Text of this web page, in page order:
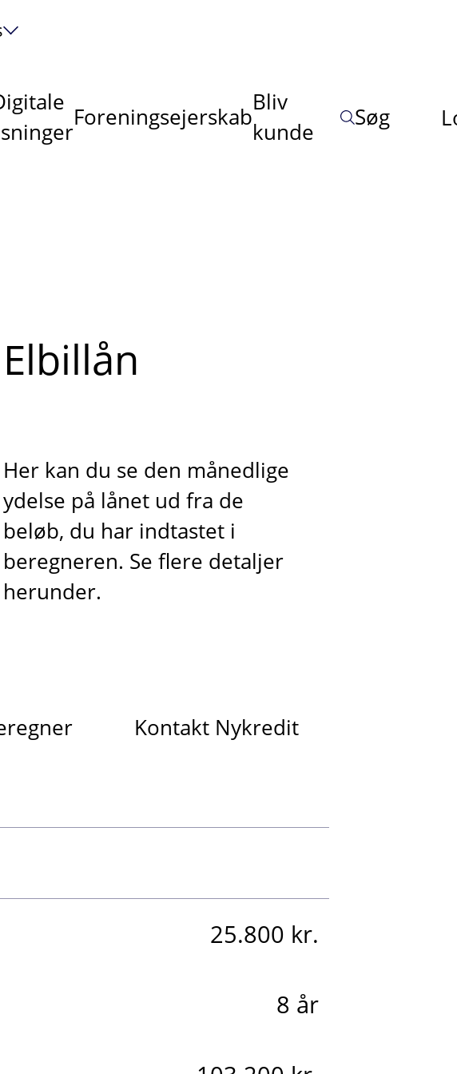
Foreningsejerskab
Bliv
kunde
Søg
Elbillån
Her kan du se den månedlige
ydelse på lånet ud fra de
beløb, du har indtastet i
beregneren. Se flere detaljer
herunder.
Kontakt Nykredit
25.800 kr.
8 år